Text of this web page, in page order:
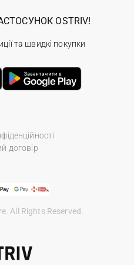
договір
All Rights Reserved.
OSTRIV!
та швидкі покупки